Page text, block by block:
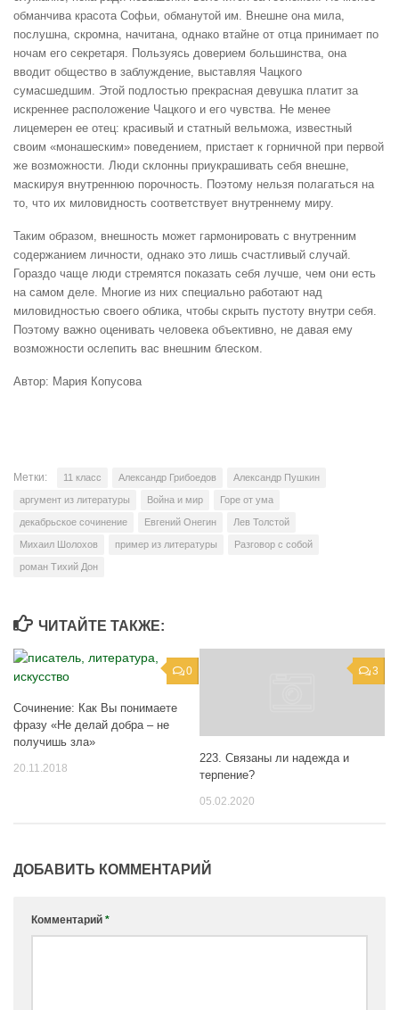
обманчива красота Софьи, обманутой им. Внешне она мила,
послушна, скромна, начитана, однако втайне от отца принимает по
ночам его секретаря. Пользуясь доверием большинства, она
вводит общество в заблуждение, выставляя Чацкого
сумасшедшим. Этой подлостью прекрасная девушка платит за
искреннее расположение Чацкого и его чувства. Не менее
лицемерен ее отец: красивый и статный вельможа, известный
своим «монашеским» поведением, пристает к горничной при первой
же возможности. Люди склонны приукрашивать себя внешне,
маскируя внутреннюю порочность. Поэтому нельзя полагаться на
то, что их миловидность соответствует внутреннему миру.
Таким образом, внешность может гармонировать с внутренним
содержанием личности, однако это лишь счастливый случай.
Гораздо чаще люди стремятся показать себя лучше, чем они есть
на самом деле. Многие из них специально работают над
миловидностью своего облика, чтобы скрыть пустоту внутри себя.
Поэтому важно оценивать человека объективно, не давая ему
возможности ослепить вас внешним блеском.
Автор: Мария Копусова
Метки: 11 класс Александр Грибоедов Александр Пушкин
аргумент из литературы Война и мир Горе от ума
декабрьское сочинение Евгений Онегин Лев Толстой
Михаил Шолохов пример из литературы Разговор с собой
роман Тихий Дон
ЧИТАЙТЕ ТАКЖЕ:
0
Сочинение: Как Вы понимаете
фразу «Не делай добра – не
получишь зла»
20.11.2018
3
223. Связаны ли надежда и
терпение?
05.02.2020
ДОБАВИТЬ КОММЕНТАРИЙ
Комментарий *